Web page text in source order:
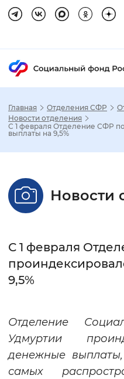
Стандартный
Без
Монохромный
Главная Отделения СФР
Новости отделения
С 1 февраля Отделение СФР
выплаты на 9,5%
Новости
С 1 февраля
9,5%
Отделение
Удмуртии
денежные
самых